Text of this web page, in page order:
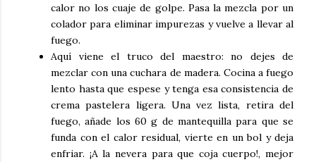
calor no los cuaje de golpe. Pasa la mezcla por un
colador para eliminar impurezas y vuelve a llevar al
fuego.
Aquí viene el truco del maestro: no dejes de
mezclar con una cuchara de madera. Cocina a fuego
lento hasta que espese y tenga esa consistencia de
crema pastelera ligera. Una vez lista, retira del
fuego, añade los 60 g de mantequilla para que se
funda con el calor residual, vierte en un bol y deja
enfriar. ¡A la nevera para que coja cuerpo!, mejor